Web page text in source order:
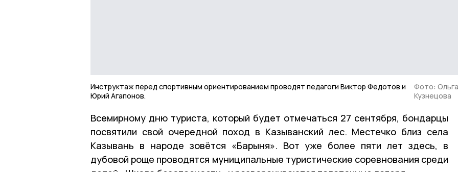
Инструктаж перед спортивным ориентированием проводят педагоги Виктор Федотов и
Юрий Агапонов.
Фото:
Кузнецова
Всемирному дню туриста, который будет отмечаться 27 сентября, бондарцы
посвятили свой очередной поход в Казыванский лес. Местечко близ села
Казывань в народе зовётся «Барыня». Вот уже более пяти лет здесь, в
дубовой роще проводятся муниципальные туристические соревнования среди